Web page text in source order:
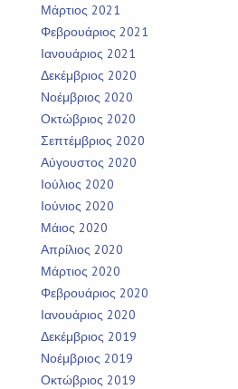
Μάρτιος 2021
Φεβρουάριος 2021
Ιανουάριος 2021
Δεκέμβριος 2020
Νοέμβριος 2020
Οκτώβριος 2020
Σεπτέμβριος 2020
Αύγουστος 2020
Ιούλιος 2020
Ιούνιος 2020
Μάιος 2020
Απρίλιος 2020
Μάρτιος 2020
Φεβρουάριος 2020
Ιανουάριος 2020
Δεκέμβριος 2019
Νοέμβριος 2019
Οκτώβριος 2019